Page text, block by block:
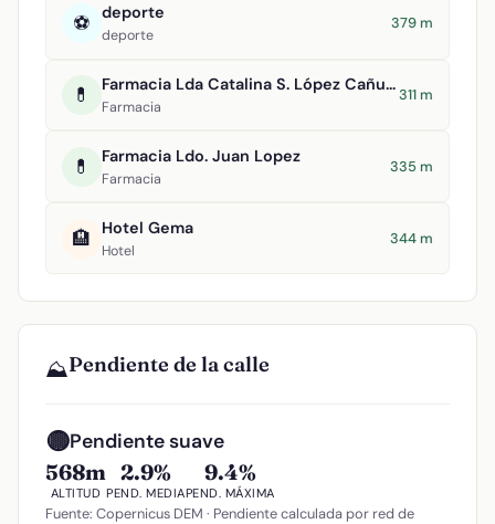
⚽ deporte
deporte
379 m
💊 Farmacia Lda Catalina S. López Cañuelo
Farmacia
311 m
💊 Farmacia Ldo. Juan Lopez
Farmacia
335 m
🏨 Hotel Gema
Hotel
344 m
⛰️Pendiente de la calle
🟡Pendiente suave
568m
ALTITUD
2.9%
PEND. MEDIA
9.4%
PEND. MÁXIMA
Fuente: Copernicus DEM · Pendiente calculada por red de